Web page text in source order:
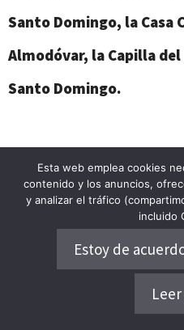
Santo Domingo, la Casa
Almodóvar, la Capilla
Santo Domingo.
Esta web emplea cookies
contenido y los anuncios,
y analizar el tráfico
incluido
Estoy de